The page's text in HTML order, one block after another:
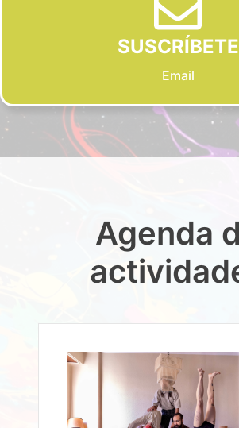
SUSCRÍBETE
Email
Agenda